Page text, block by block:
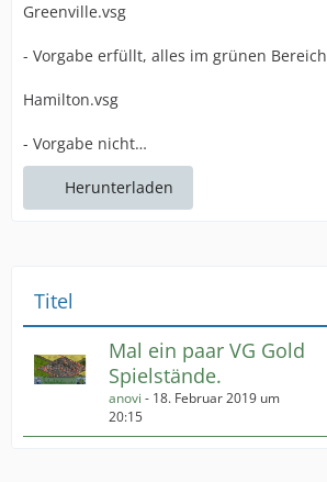
Greenville.vsg
- Vorgabe erfüllt, alles im grünen Bereich
Hamilton.vsg
- Vorgabe nicht…
Herunterladen
Titel
Mal ein paar VG Gold
Spielstände.
anovi - 18. Februar 2019 um
20:15